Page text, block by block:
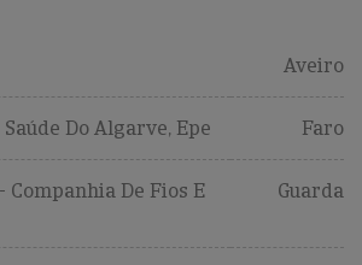
Aveiro
Do Algarve, Epe Faro
De Fios E
Guarda